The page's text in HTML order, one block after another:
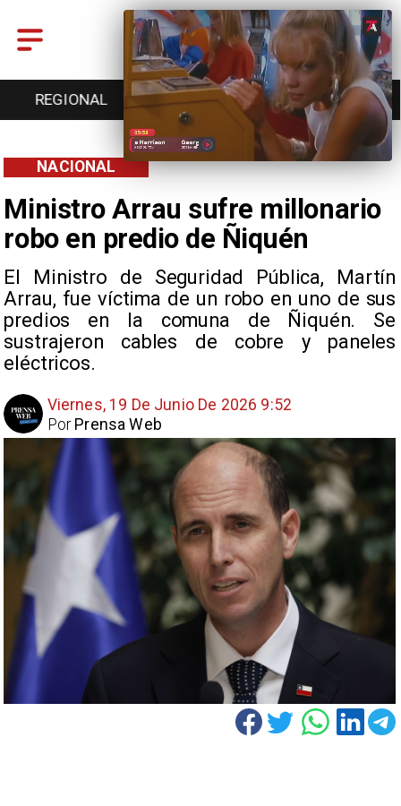
ENTRETENCIÓN DEPORTES CULTURA
Ministro Arrau sufre millonario
robo en predio de Ñiquén
El Ministro de Seguridad Pública, Martín
Arrau, fue víctima de un robo en uno de sus
predios en la comuna de Ñiquén. Se
sustrajeron cables de cobre y paneles
eléctricos.
NACIONAL
Viernes, 19 De Junio De 2026 9:52
Prensa Web
Por